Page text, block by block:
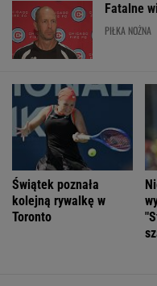
Fatalne
PIŁKA NOŻNA
Świątek poznała
kolejną rywalkę w
Toronto